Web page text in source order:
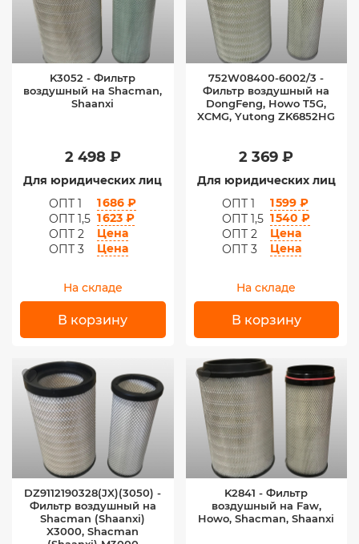
K3052 - Фильтр
воздушный на Shacman,
Shaanxi
2 498 ₽
Для юридических лиц
ОПТ 1
1 686 ₽
ОПТ 1,5 1 623 ₽
ОПТ 2
Цена
ОПТ 3
Цена
На складе
В корзину
752W08400-6002/3 -
Фильтр воздушный на
DongFeng, Howo T5G,
XCMG, Yutong ZK6852HG
2 369 ₽
Для юридических лиц
ОПТ 1
1 599 ₽
ОПТ 1,5 1 540 ₽
ОПТ 2
Цена
ОПТ 3
Цена
На складе
В корзину
DZ9112190328(JX)(3050) -
Фильтр воздушный на
Shacman (Shaanxi)
X3000, Shacman
K2841 - Фильтр
воздушный на Faw,
Howo, Shacman, Shaanxi